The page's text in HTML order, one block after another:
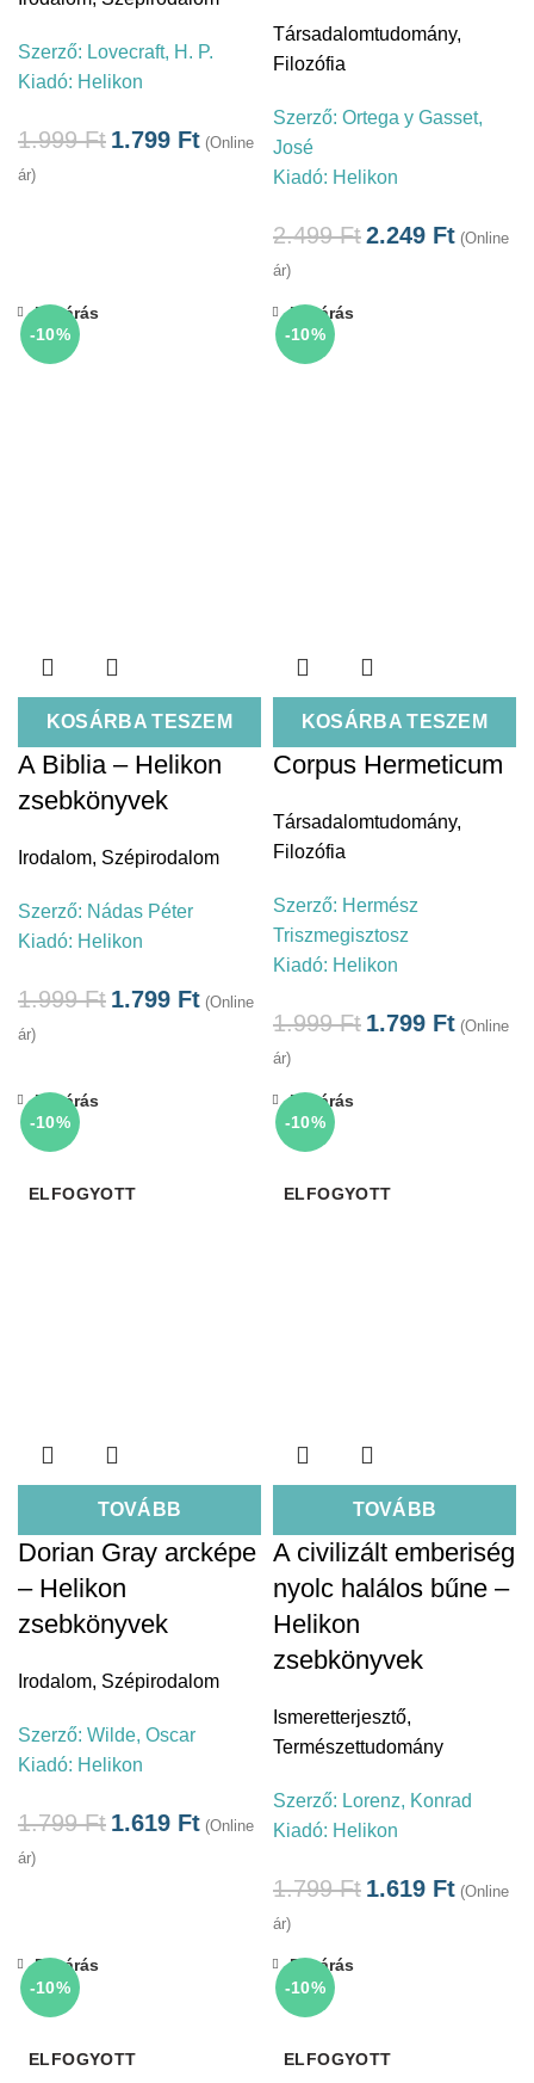
Szerző: Lovecraft, H. P.
Kiadó: Helikon
1.999Ft 1.799 Ft (Online
ár)
Társadalomtudomány,
Filozófia
Szerző: Ortega y Gasset,
José
Kiadó: Helikon
2.499Ft2.249 Ft (Online
ár)
-10%
KOSÁRBA TESZEM
Bezárás
A Biblia – Helikon
zsebkönyvek
Irodalom, Szépirodalom
Szerző: Nádas Péter
Kiadó: Helikon
1.999Ft 1.799 Ft (Online
ár)
-10%
KOSÁRBA TESZEM
Bezárás
Corpus Hermeticum
Társadalomtudomány,
Filozófia
Szerző: Hermész
Triszmegisztosz
Kiadó: Helikon
1.999Ft 1.799 Ft (Online
ár)
-10%
ELFOGYOTT
TOVÁBB
Bezárás
Dorian Gray arcképe
– Helikon
zsebkönyvek
Irodalom, Szépirodalom
Szerző: Wilde, Oscar
Kiadó: Helikon
1.799Ft 1.619 Ft (Online
ár)
-10%
ELFOGYOTT
TOVÁBB
Bezárás
A civilizált emberiség
nyolc halálos bűne –
Helikon
zsebkönyvek
Ismeretterjesztő,
Természettudomány
Szerző: Lorenz, Konrad
Kiadó: Helikon
1.799Ft 1.619 Ft (Online
ár)
-10%
ELFOGYOTT
Bezárás
-10%
ELFOGYOTT
Bezárás